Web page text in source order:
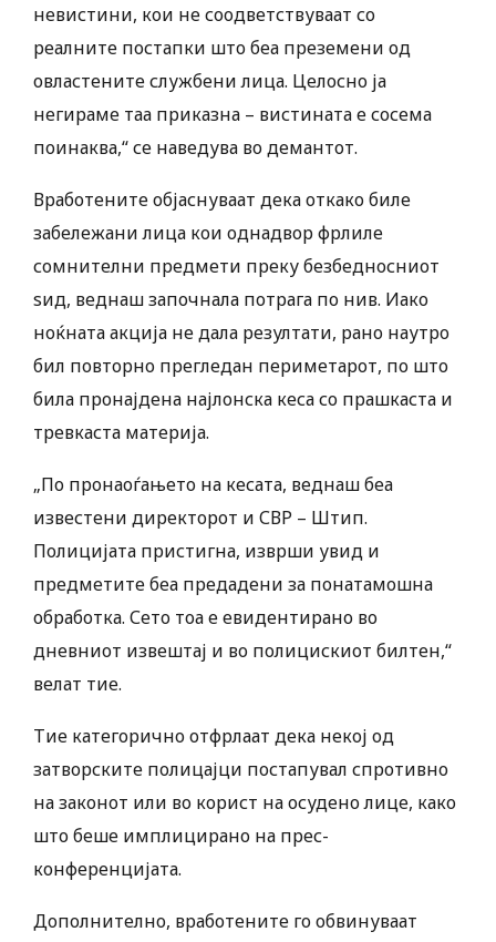
невистини, кои не соодветствуваат со
реалните постапки што беа преземени од
овластените службени лица. Целосно ја
негираме таа приказна – вистината е сосема
поинаква,“ се наведува во демантот.
Вработените објаснуваат дека откако биле
забележани лица кои однадвор фрлиле
сомнителни предмети преку безбедносниот
ѕид, веднаш започнала потрага по нив. Иако
ноќната акција не дала резултати, рано наутро
бил повторно прегледан периметарот, по што
била пронајдена најлонска кеса со прашкаста и
тревкаста материја.
„По пронаоѓањето на кесата, веднаш беа
известени директорот и СВР – Штип.
Полицијата пристигна, изврши увид и
предметите беа предадени за понатамошна
обработка. Сето тоа е евидентирано во
дневниот извештај и во полицискиот билтен,“
велат тие.
Тие категорично отфрлаат дека некој од
затворските полицајци постапувал спротивно
на законот или во корист на осудено лице, како
што беше имплицирано на прес-
конференцијата.
Дополнително, вработените го обвинуваат